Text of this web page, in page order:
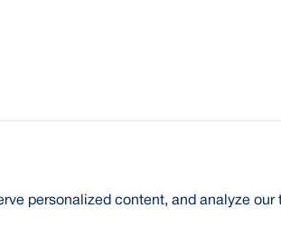
personalized content, and analyze